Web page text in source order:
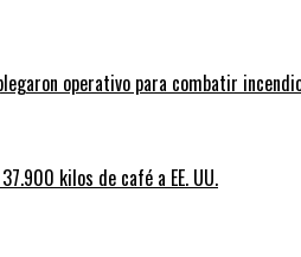
operativo para combatir
kilos de café a EE. UU.